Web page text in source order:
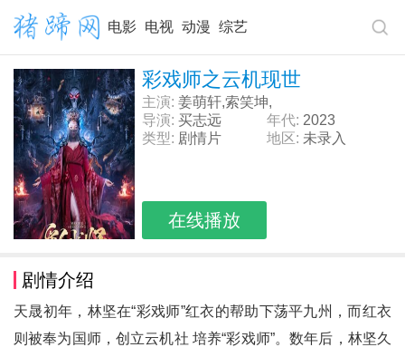
电影 电视 动漫 综艺
彩戏师之云机现世
主演: 姜萌轩,索笑坤,
导演: 买志远 年代: 2023
类型: 剧情片 地区: 未录入
在线播放
剧情介绍
天晟初年，林坚在“彩戏师”红衣的帮助下荡平九州，而红衣
则被奉为国师，创立云机社 培养“彩戏师”。数年后，林坚久